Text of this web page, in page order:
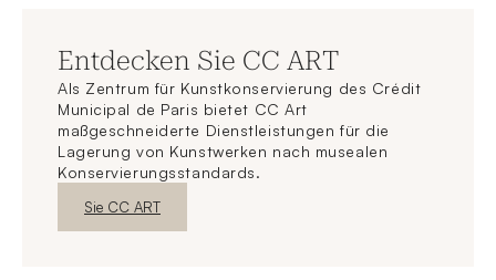
Entdecken Sie CC ART
Als Zentrum für Kunstkonservierung des Crédit
Municipal de Paris bietet CC Art
maßgeschneiderte Dienstleistungen für die
Lagerung von Kunstwerken nach musealen
Konservierungsstandards.
Neues FensterEntdecken
Sie CC ART